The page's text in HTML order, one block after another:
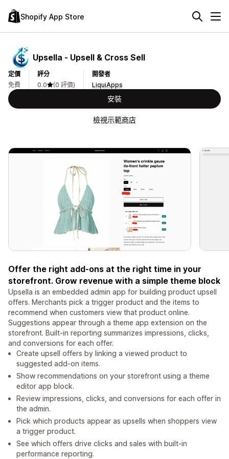
Shopify App Store
Upsella ‑ Upsell & Cross Sell
定價
免費
評分
0.0
(0 評價)
開發者
LiquiApps
安裝
檢視示範商店
Offer the right add-ons at the right time in your
storefront. Grow revenue with a simple theme block
Upsella is an embedded admin app for building product upsell
offers. Merchants pick a trigger product and the items to
recommend when customers view that product online.
Suggestions appear through a theme app extension on the
storefront. Built-in reporting summarizes impressions, clicks,
and conversions for each offer.
Create upsell offers by linking a viewed product to
suggested add-on items.
Show recommendations on your storefront using a theme
editor app block.
Review impressions, clicks, and conversions for each offer in
the admin.
Pick which products appear as upsells when shoppers view
a trigger product.
See which offers drive clicks and sales with built-in
performance reporting.